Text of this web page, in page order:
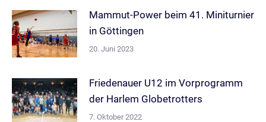
Mammut-Power beim 41. Miniturnier
in Göttingen
20. Juni 2023
Friedenauer U12 im Vorprogramm
der Harlem Globetrotters
7. Oktober 2022